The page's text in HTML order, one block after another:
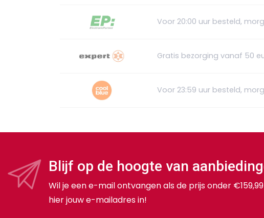
Voor 20:00 uur besteld,
Gratis bezorging vanaf 50
Voor 23:59 uur besteld,
Blijf op de hoogte van
Wil je een e-mail ontvangen als de prijs onder
hier jouw e-mailadres in!